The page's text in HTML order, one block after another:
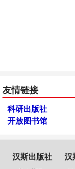
友情链接
科研出版社
开放图书馆
汉斯出版社 汉